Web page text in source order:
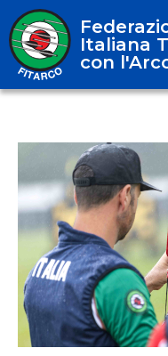
Italiana
con